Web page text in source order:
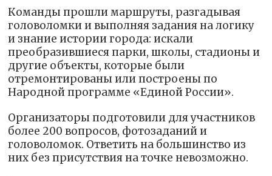
Команды прошли маршруты, разгадывая
головоломки и выполняя задания на логику
и знание истории города: искали
преобразившиеся парки, школы, стадионы и
другие объекты, которые были
отремонтированы или построены по
Народной программе «Единой России».
Организаторы подготовили для участников
более 200 вопросов, фотозаданий и
головоломок. Ответить на большинство из
них без присутствия на точке невозможно.